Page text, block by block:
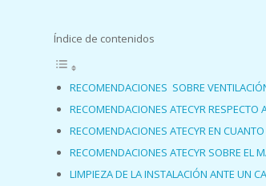
Índice de contenidos
RECOMENDACIONES SOBRE
RECOMENDACIONES ATECYR
RECOMENDACIONES ATECYR EN
RECOMENDACIONES ATECYR SOBRE EL
LIMPIEZA DE LA INSTALACIÓN ANTE UN